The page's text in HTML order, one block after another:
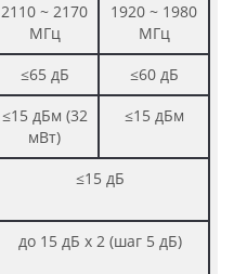
2110 ~ 2170
МГц
1920 ~ 1980
МГц
≤65 дБ
≤60 дБ
≤15 дБм (32
мВт)
≤15 дБм
≤15 дБ
до 15 дБ х 2 (шаг 5 дБ)